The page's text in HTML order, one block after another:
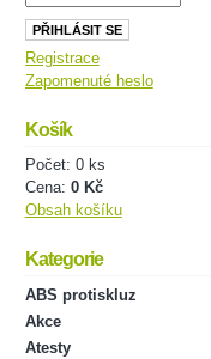
Registrace
Zapomenuté heslo
Košík
Počet: 0 ks
Cena: 0 Kč
Obsah košíku
Kategorie
ABS protiskluz
Akce
Atesty